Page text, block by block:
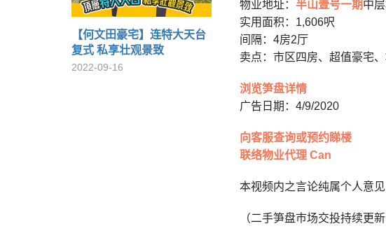
【何文田豪宅】连特大天台
复式 私享壮观景致
2022-09-16
物业地址： 半山壹号一期中
实用面积：1,606呎
间隔：4房2厅
卖点：市区四房、超值豪宅
浏览笋盘详情
广告日期：4/9/2020
向客服查询或预约睇楼
联络物业代理 Can
本视频内之言论纯属个人意
（二手笋盘巿场交投持续更